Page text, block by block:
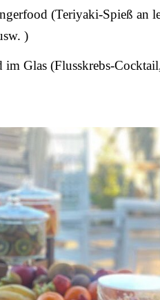
(Teriyaki-Spieß an
)
im Glas (Flusskrebs-